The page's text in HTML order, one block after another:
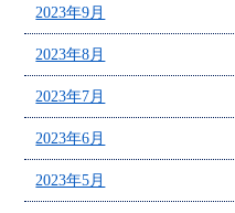
2023年9月
2023年8月
2023年7月
2023年6月
2023年5月